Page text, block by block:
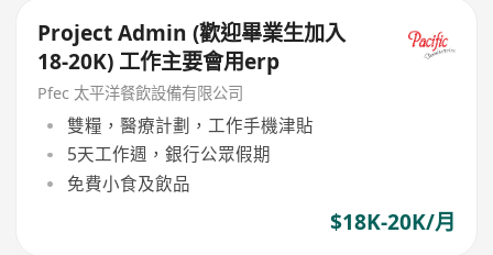
Project Admin (歡迎畢業生加入
18-20K) 工作主要會用erp
Pfec 太平洋餐飲設備有限公司
雙糧，醫療計劃，工作手機津貼
5天工作週，銀行公眾假期
免費小食及飲品
$18K-20K/月